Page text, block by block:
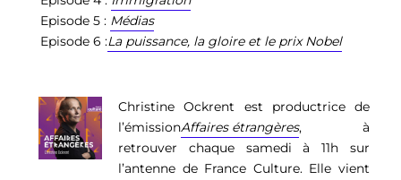
Episode 5 : Médias
Episode 6 :La puissance, la gloire et le prix Nobel
Christine Ockrent est productrice de
l’émissionAffaires étrangères, à
retrouver chaque samedi à 11h sur
l’antenne de France Culture. Elle vient